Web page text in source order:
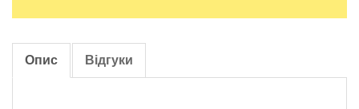
Опис Відгуки